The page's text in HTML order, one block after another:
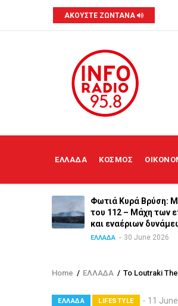
main
ΑΚΟΥΣΤΕ ΖΩΝΤΑΝΑ
ΕΛΛΑΔΑ ΚΟΣΜΟΣ
Φωτιά Κυρά Βρύση:
του 112 – Μάχη των
και εναέριων
ΕΛΛΑΔΑ 30 June 2026
Breadcrumb
Home / ΕΛΛΑΔΑ / Το Loutraki
ΕΛΛΑΔΑ LIFESTYLE 11